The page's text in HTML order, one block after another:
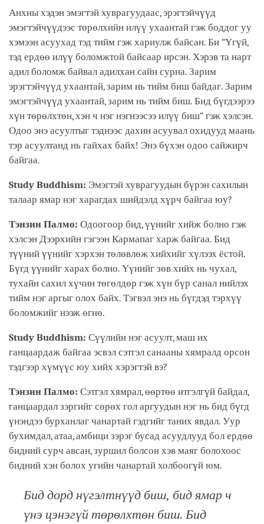
Анхны хэдэн эмэгтэй хуврагуудаас, эрэгтэйчүүд
эмэгтэйчүүдээс төрөлхийн илүү ухаантай гэж боддог уу
хэмээн асуухад тэд тийм гэж хариулж байсан. Би “Үгүй,
тэд ердөө илүү боломжтой байсаар ирсэн. Хэрэв та нарт
адил боломж байвал адилхан сайн сурна. Зарим
эрэгтэйчүүд ухаантай, зарим нь тийм биш байдаг. Зарим
эмэгтэйчүүд ухаантай, зарим нь тийм биш. Бид бүгдээрээ
хүн төрөлхтөн, хэн ч нэг нэгнээсээ илүү биш” гэж хэлсэн.
Одоо энэ асуултыг тэднээс дахин асуувал охидууд маань
тэр асуултанд нь гайхах байх! Энэ бүхэн одоо сайжирч
байгаа.
Study Buddhism: Эмэгтэй хуврагуудын бүрэн сахилын
талаар ямар нэг харагдах шийдэлд хүрч байгаа юу?
Тэнзин Палмо: Одоогоор бид, үүнийг хийж болно гэж
хэлсэн Дээрхийн гэгээн Кармапаг харж байгаа. Бид
түүний үүнийг хэрхэн төлөвлөж хийхийг хүлээх ёстой.
Бүгд үүнийг харах болно. Үүнийг зөв хийх нь чухал,
тухайн сахил хүчин төгөлдөр гэж хүн бүр санал нийлэх
тийм нэг аргыг олох байх. Тэгвэл энэ нь бүгдэд тэрхүү
боломжийг нээж өгнө.
Study Buddhism: Сүүлийн нэг асуулт, маш их
ганцаардаж байгаа эсвэл сэтгэл санааны хямралд орсон
тэдгээр хүмүүс юу хийх хэрэгтэй вэ?
Тэнзин Палмо: Сэтгэл хямрал, өөртөө итгэлгүй байдал,
ганцаардал зэргийг сөрөх гол аргуудын нэг нь бид бүгд
үнэндээ бурханлаг чанартай гэдгийг таних явдал. Уур
бухимдал, атаа, амбици зэрэг бусад асуудлууд бол ердөө
бидний сурч авсан, зуршил болсон хэв маяг болохоос
бидний хэн болох угийн чанартай холбоогүй юм.
Бид дорд нүгэлтнүүд биш, бид ямар ч
үнэ цэнэгүй төрөлхтөн биш. Бид